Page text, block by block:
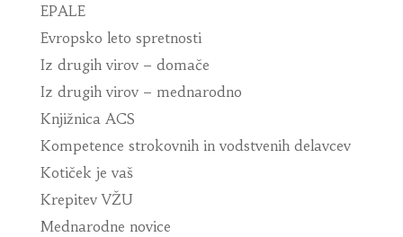
EPALE
Evropsko leto spretnosti
Iz drugih virov – domače
Iz drugih virov – mednarodno
Knjižnica ACS
Kompetence strokovnih in vodstvenih delavcev
Kotiček je vaš
Krepitev VŽU
Mednarodne novice